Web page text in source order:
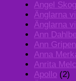
Angel Skog
Änglarna
Änglarna
Ann
Ann
Anna
Anrita
Apollo (2)